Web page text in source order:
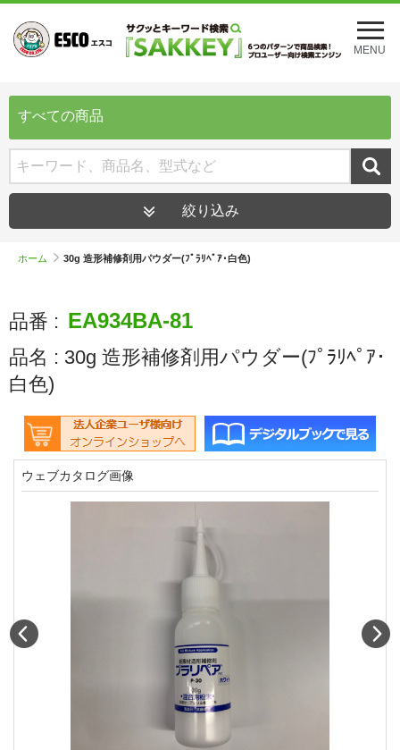
メ
ニ
ュ
を
MENU
すべての商品
絞り込み
ホーム 30g 造形補修剤用パウダー(ﾌﾟﾗﾘﾍﾟｱ･白色)
品番 : EA934BA-81
品名 : 30g 造形補修剤用パウダー(ﾌﾟﾗﾘﾍﾟｱ･
白色)
ウェブカタログ画像